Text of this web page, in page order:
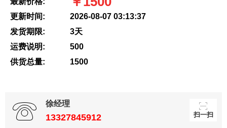
更新时间:
2026-08-07 03:13:37
发货期限:
3天
运费说明:
500
供货总量:
1500
徐经理
13327845912 扫一扫